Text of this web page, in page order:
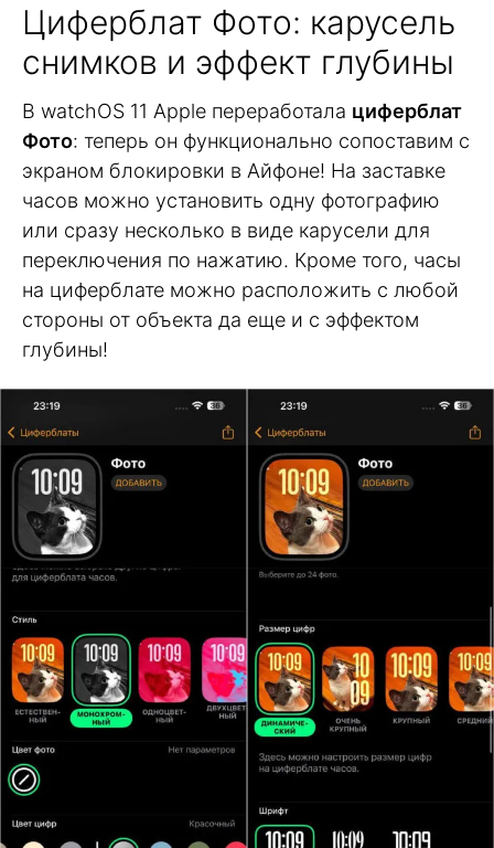
Циферблат Фото: карусель
снимков и эффект глубины
В watchOS 11 Apple переработала циферблат
Фото: теперь он функционально сопоставим с
экраном блокировки в Айфоне! На заставке
часов можно установить одну фотографию
или сразу несколько в виде карусели для
переключения по нажатию. Кроме того, часы
на циферблате можно расположить с любой
стороны от объекта да еще и с эффектом
глубины!